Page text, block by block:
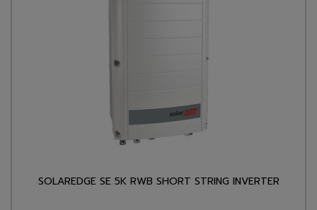
SOLAREDGE SE 5K RWB SHORT STRING INVERTER